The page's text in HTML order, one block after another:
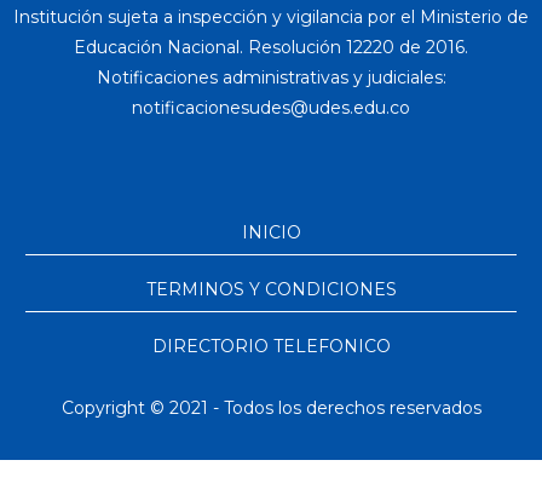
Institución sujeta a inspección y vigilancia por el Ministerio de
Educación Nacional. Resolución 12220 de 2016.
Notificaciones administrativas y judiciales:
INICIO
TERMINOS Y CONDICIONES
DIRECTORIO TELEFONICO
Copyright © 2021 - Todos los derechos reservados